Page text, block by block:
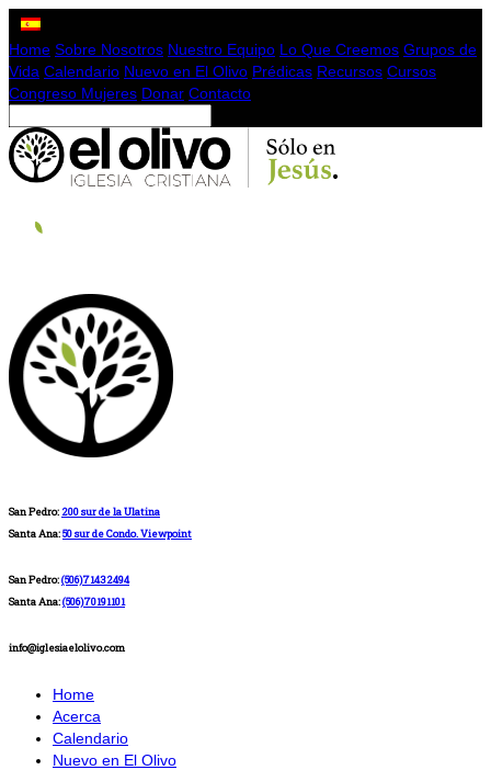
Home Sobre Nosotros Nuestro Equipo Lo Que Creemos Grupos de
Vida Calendario Nuevo en El Olivo Prédicas Recursos Cursos
Congreso Mujeres Donar Contacto
San Pedro: 200 sur de la Ulatina
Santa Ana:50 sur de Condo. Viewpoint
San Pedro:(506)71432494
Santa Ana:(506)70191101
info@iglesiaelolivo.com
Home
Acerca
Calendario
Nuevo en El Olivo